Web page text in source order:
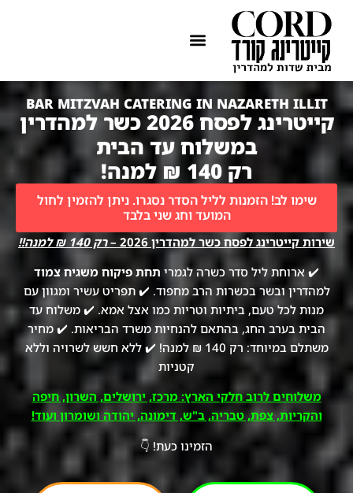
BAR MITZVAH CATERING IN NAZARETH ILLIT
קייטרינג לפסח 2026 כשר למהדרין
במשלוח עד הבית
רק 140 ₪ למנה!
שימו לב! הזמנות לליל הסדר נסגרו. ניתן להזמין לחול
המועד וחג שני בלבד
שירות קייטרינג לפסח כשר למהדרין 2026 –
רק 140 ₪ למנה!!
✔️ ארוחת ליל סדר כשרה לגמרי תחת פיקוח משגיח צמוד
למהדרין ובשר בכשרות הרב מחפוד. ✔️ תפריט עשיר ומגוון עם
מנות לכל טעם, ביתיות וטריות כמו אצל אמא. ✔️ משלוח עד
הבית בערב החג, בהתאם להנחיות משרד הבריאות. ✔️ מחיר
משתלם במיוחד: רק 140 ₪ למנה! ✔️ ללא חשש לשרויה וללא
קטניות
משלוחים לרוב חלקי הארץ: מרכז, ירושלים, השרון, חיפה
והקריות, צפת, טבריה, ב"ש, דימונה, יהודה ושומרון ועוד!
הזמינו כעת! 👇